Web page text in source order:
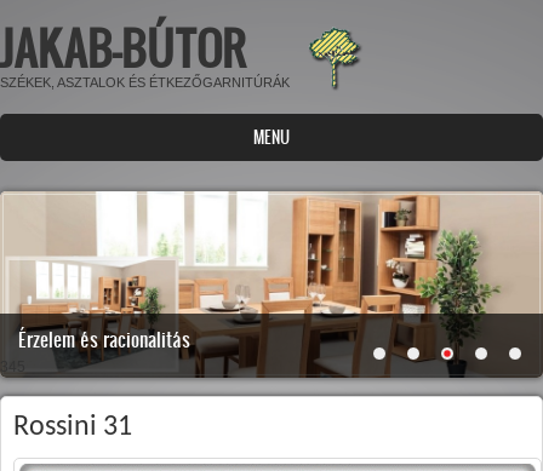
Ugrás a tartalomra
JAKAB-BÚTOR
SZÉKEK, ASZTALOK ÉS ÉTKEZŐGARNITÚRÁK
MENU
Érzelem és racionalitás
Rossini 31